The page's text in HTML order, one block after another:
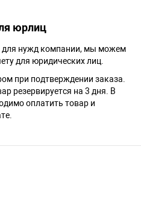
юрлиц
для нужд компании, мы можем
для юридических лиц.
при подтверждении заказа.
резервируется на 3 дня. В
оплатить товар и